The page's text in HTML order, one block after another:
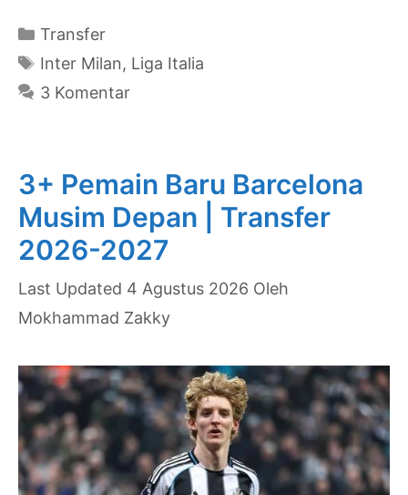
Inter
Transfer
2026-
2027
Kategori
Transfer
Tag
Inter Milan, Liga Italia
3 Komentar
3+ Pemain Baru Barcelona
Musim Depan | Transfer
2026-2027
4 Agustus 2026 Oleh
Mokhammad Zakky